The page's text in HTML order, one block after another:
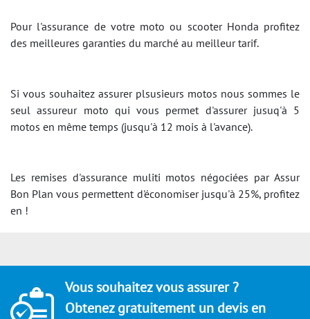
Pour l'assurance de votre moto ou scooter Honda profitez
des meilleures garanties du marché au meilleur tarif.
Si vous souhaitez assurer plsusieurs motos nous sommes le
seul assureur moto qui vous permet d'assurer jusuq'à 5
motos en même temps (jusqu'à 12 mois à l'avance).
Les remises d'assurance muliti motos négociées par Assur
Bon Plan vous permettent d'économiser jusqu'à 25%, profitez
en !
Vous souhaitez vous assurer ?
Obtenez gratuitement un devis en